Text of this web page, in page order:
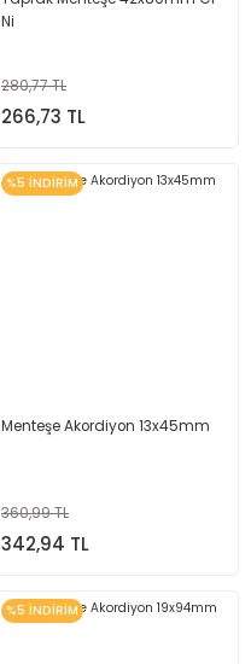
Ni
280,77 TL
266,73 TL
%5 İNDİRİM
Menteşe Akordiyon 13x45mm
360,99 TL
342,94 TL
%5 İNDİRİM